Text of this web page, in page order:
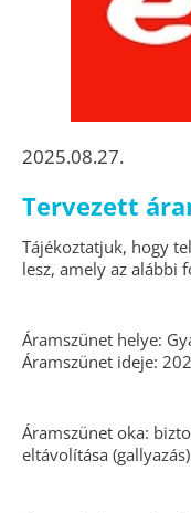
2025.08.27.
Tervezett
Tájékoztatjuk, hogy
lesz, amely az alábbi
Áramszünet helye:
Áramszünet ideje:
Áramszünet oka:
eltávolítása (gallyazás)